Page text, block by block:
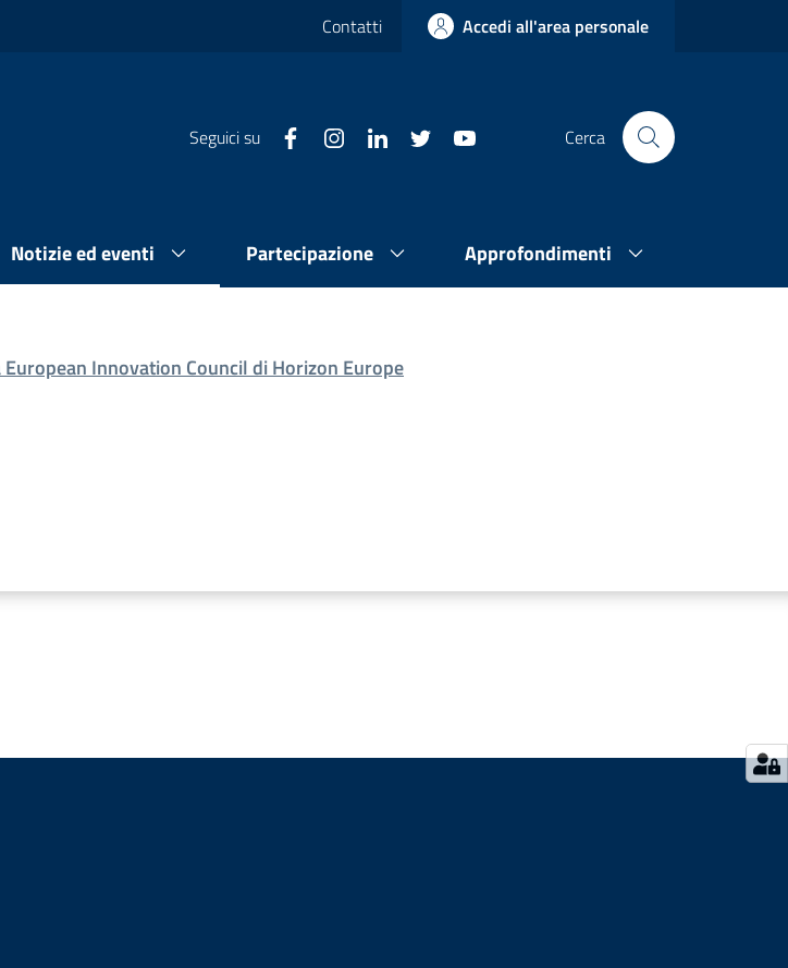
Contatti Accedi all'area personale
Seguici su Cerca
Notizie ed eventi Partecipazione Approfondimenti
Innovation Council di Horizon Europe